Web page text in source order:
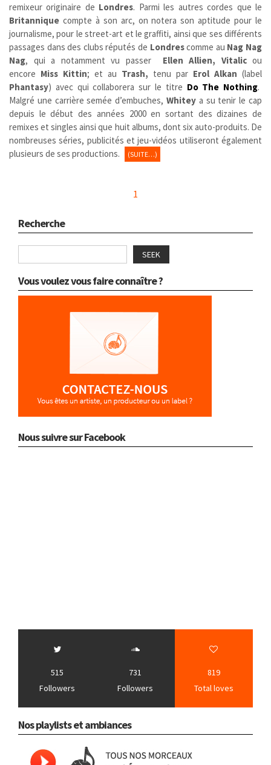
remixeur originaire de Londres. Parmi les autres cordes que le
Britannique compte à son arc, on notera son aptitude pour le
journalisme, pour le street-art et le graffiti, ainsi que ses différents
passages dans des clubs réputés de Londrescomme au Nag Nag
Nag, qui a notamment vu passer Ellen Allien, Vitalic ou
encore Miss Kittin; et au Trash, tenu par Erol Alkan (label
Phantasy) avec qui collaborera sur le titre Do The Nothing.
Malgré une carrière semée d’embuches, Whitey a su tenir le cap
depuis le début des années 2000 en sortant des dizaines de
remixes et singles ainsi que huit albums, dont six auto-produits. De
nombreuses séries, publicités et jeu-vidéos utiliseront également
plusieurs de ses productions.
(SUITE…)
1
Recherche
SEEK
Vous voulez vous faire connaître ?
Nous suivre sur Facebook
515
Followers
731
Followers
819
Total loves
Nos playlists et ambiances